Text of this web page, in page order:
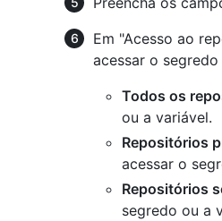
Em "Acesso ao
acessar o
Todos os
ou a variável.
Repositórios
acessar o
Repositórios
segredo ou a